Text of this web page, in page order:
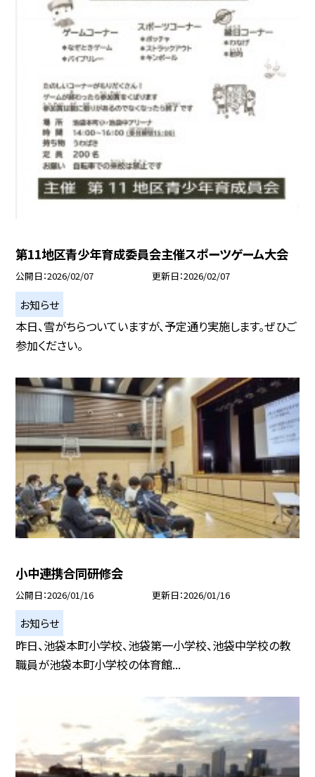
第11地区青少年育成委員会主催スポーツゲーム大会
公開日 2026/02/07 更新日 2026/02/07
お知らせ
本日、雪がちらついていますが、予定通り実施します。ぜひご
参加ください。
小中連携合同研修会
公開日 2026/01/16 更新日 2026/01/16
お知らせ
昨日、池袋本町小学校、池袋第一小学校、池袋中学校の教
職員が池袋本町小学校の体育館...